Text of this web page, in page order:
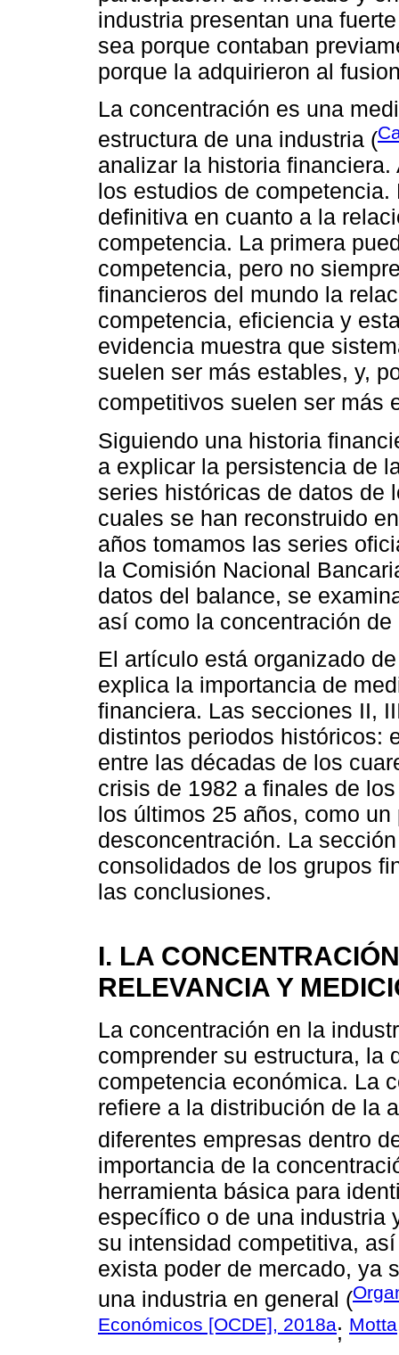
industria presentan una
sea porque contaban
porque la adquirieron al
La concentración es una
estructura de una industria (
analizar la historia
los estudios de
definitiva en cuanto a la
competencia. La primera
competencia, pero no
financieros del mundo la
competencia, eficiencia y
evidencia muestra que
suelen ser más estables, y,
competitivos suelen ser más
Siguiendo una historia
a explicar la persistencia de
series históricas de datos de
cuales se han reconstruido
años tomamos las series
la Comisión Nacional
datos del balance, se
así como la concentración
El artículo está organizado
explica la importancia de
financiera. Las secciones II,
distintos periodos históricos:
entre las décadas de los
crisis de 1982 a finales de
los últimos 25 años, como
desconcentración. La
consolidados de los grupos
las conclusiones.
I. LA
RELEVANCIA Y
La concentración en la
comprender su estructura, la
competencia económica. La
refiere a la distribución de la
diferentes empresas dentro
importancia de la
herramienta básica para
específico o de una industria
su intensidad compe­titiva,
exista poder de mercado, ya
una industria en general (
Económicos [OCDE], 2018a;